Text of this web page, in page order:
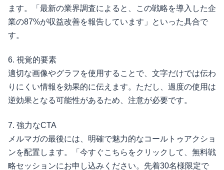
ます。「最新の業界調査によると、この戦略を導入した企
業の87%が収益改善を報告しています」といった具合で
す。
6. 視覚的要素
適切な画像やグラフを使用することで、文字だけでは伝わ
りにくい情報を効果的に伝えます。ただし、過度の使用は
逆効果となる可能性があるため、注意が必要です。
7. 強力なCTA
メルマガの最後には、明確で魅力的なコールトゥアクショ
ンを配置します。「今すぐこちらをクリックして、無料戦
略セッションにお申し込みください。先着30名様限定で